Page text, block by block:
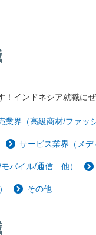
インドネシア就職にぜ
業界（高級商材/ファッ
サービス業界（メ
バイル/通信 他）
その他